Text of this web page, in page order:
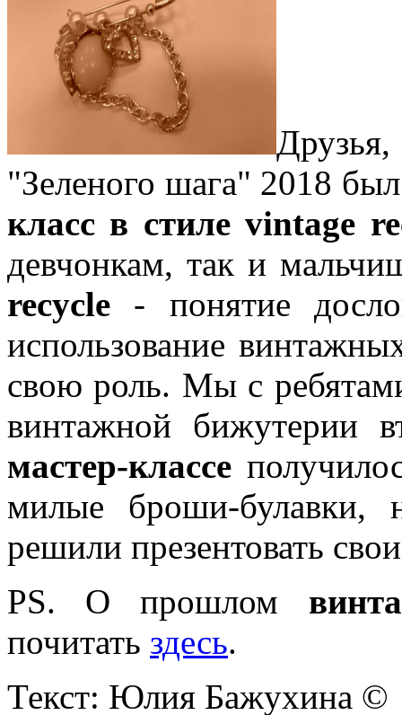
"Зеленого шага" 2018
класс в стиле vintage
девчонкам, так и
recycle - понятие
использование
свою роль. Мы с
винтажной бижутерии
мастер-классе
милые броши-булавки,
решили презентовать
PS. О прошлом
почитать здесь.
Текст: Юлия Бажухина ©